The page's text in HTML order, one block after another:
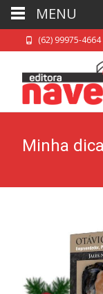
(62) 99975-4664
Minha
MENU